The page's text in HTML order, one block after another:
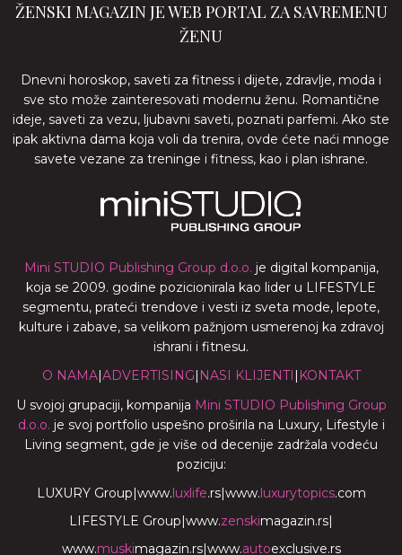
ŽENSKI MAGAZIN JE WEB PORTAL ZA SAVREMENU
ŽENU
Dnevni horoskop, saveti za fitness i dijete, zdravlje, moda i
sve sto može zainteresovati modernu ženu. Romantične
ideje, saveti za vezu, ljubavni saveti, poznati parfemi. Ako ste
ipak aktivna dama koja voli da trenira, ovde ćete naći mnoge
savete vezane za treninge i fitness, kao i plan ishrane.
Mini STUDIO Publishing Group d.o.o. je digital kompanija,
koja se 2009. godine pozicionirala kao lider u LIFESTYLE
segmentu, prateći trendove i vesti iz sveta mode, lepote,
kulture i zabave, sa velikom pažnjom usmerenoj ka zdravoj
ishrani i fitnesu.
O NAMA| ADVERTISING NASI KLIJENTI
KONTAKT
U svojoj grupaciji, kompanija Mini STUDIO Publishing Group
d.o.o. je svoj portfolio uspešno proširila na Luxury, Lifestyle i
Living segment, gde je više od decenije zadržala vodeću
poziciju:
LUXURY Group www. luxlife.rs| www. luxurytopics.com
LIFESTYLE Group www.zenskimagazin.rs
www.muskimagazin.rs| www.autoexclusive.rs